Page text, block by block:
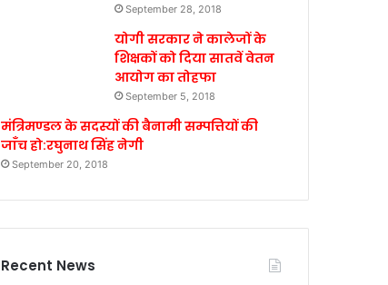
September 28, 2018
योगी सरकार ने कालेजों के
शिक्षकों को दिया सातवें वेतन
आयोग का तोहफा
September 5, 2018
मंत्रिमण्डल के सदस्यों की बैनामी सम्पत्तियों की
जाँच हो:रघुनाथ सिंह नेगी
September 20, 2018
Recent News